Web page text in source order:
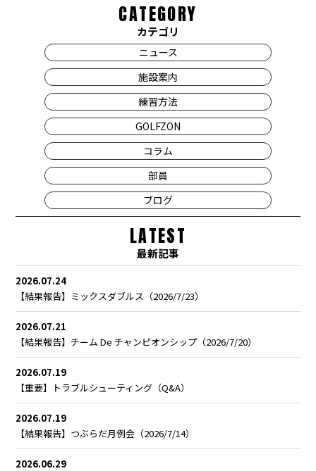
CATEGORY
カテゴリ
ニュース
施設案内
練習方法
GOLFZON
コラム
部員
ブログ
LATEST
最新記事
2026.07.24
【結果報告】ミックスダブルス（2026/7/23）
2026.07.21
【結果報告】チーム De チャンピオンシップ（2026/7/20）
2026.07.19
【重要】トラブルシューティング（Q&A）
2026.07.19
【結果報告】つぶらだ月例会（2026/7/14）
2026.06.29